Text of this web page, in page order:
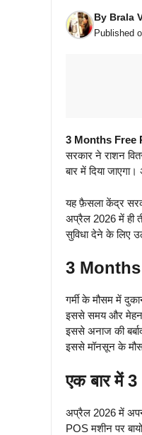
By Brala
Published
3 Months Free
सरकार ने राशन
बार में दिया
यह फ़ैसला केंद्र
अप्रैल 2026 में ही
सुविधा देने के लिए
3 Months
गर्मी के मौसम में
इससे समय और
इससे अनाज की
इससे मॉनसून के
एक बार में
अप्रैल 2026 में
POS मशीन पर